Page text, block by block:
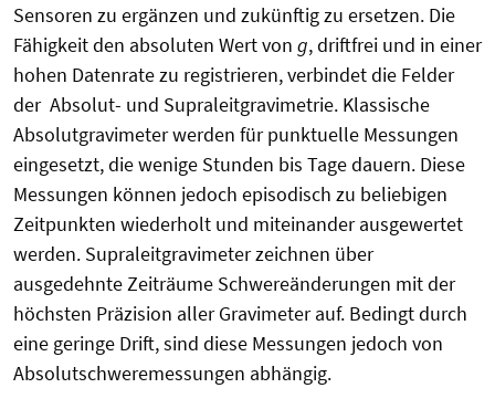
Sensoren zu ergänzen und zukünftig zu ersetzen. Die
Fähigkeit den absoluten Wert von g, driftfrei und in einer
hohen Datenrate zu registrieren, verbindet die Felder
der Absolut- und Supraleitgravimetrie. Klassische
Absolutgravimeter werden für punktuelle Messungen
eingesetzt, die wenige Stunden bis Tage dauern. Diese
Messungen können jedoch episodisch zu beliebigen
Zeitpunkten wiederholt und miteinander ausgewertet
werden. Supraleitgravimeter zeichnen über
ausgedehnte Zeiträume Schwereänderungen mit der
höchsten Präzision aller Gravimeter auf. Bedingt durch
eine geringe Drift, sind diese Messungen jedoch von
Absolutschweremessungen abhängig.